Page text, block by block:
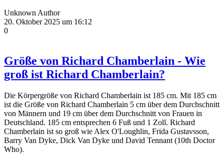
Unknown Author
20. Oktober 2025 um 16:12
0
Größe von Richard Chamberlain - Wie
groß ist Richard Chamberlain?
Die Körpergröße von Richard Chamberlain ist 185 cm. Mit 185 cm
ist die Größe von Richard Chamberlain 5 cm über dem Durchschnitt
von Männern und 19 cm über dem Durchschnitt von Frauen in
Deutschland. 185 cm entsprechen 6 Fuß und 1 Zoll. Richard
Chamberlain ist so groß wie Alex O'Loughlin, Frida Gustavsson,
Barry Van Dyke, Dick Van Dyke und David Tennant (10th Doctor
Who).